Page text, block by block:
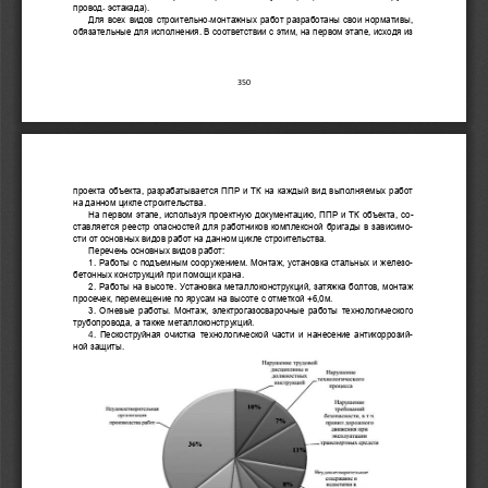
350
провод
эстакада).
Для всех видов строительно-монтажных работ разработаны свои нормативы,
обязательные для исполнения. В соответствии с этим, на первом этапе, исходя из
проекта объекта, разрабатывается ППР и ТК на каждый вид выполняемых работ
на данном цикле строительства.
На первом этапе, используя проектную документацию, ППР и ТК объекта,
со-
ставляется реестр опасностей для работников комплексной бригады в зависимо-
сти от основных видов работ на данном цикле строительства.
Перечень основных видов работ:
1. Работы с подъемным сооружением. Монтаж, установка стальных и железо-
бетонных конструкций при помощи крана.
2. Работы на высоте. Установка металлоконструкций, затяжка болтов, монтаж
просечек, перемещение по ярусам на высоте с отметкой +6,0м.
3. Огневые работы. Монтаж, электрогазосварочные работы технологического
трубопровода, а также металлоконструкций.
4.
Пескоструйная очистка технологической части и нанесение антикоррозий-
ной защиты.